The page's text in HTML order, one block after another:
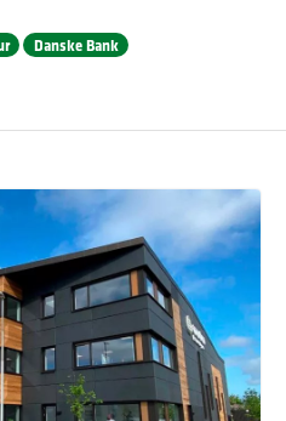
Danske Bank